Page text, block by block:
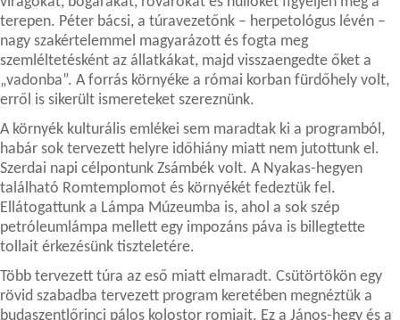
terepen. Péter bácsi, a túravezetőnk – herpetológus lévén –
nagy szakértelemmel magyarázott és fogta meg
szemléltetésként az állatkákat, majd visszaengedte őket a
„vadonba”. A forrás környéke a római korban fürdőhely volt,
erről is sikerült ismereteket szereznünk.
A környék kulturális emlékei sem maradtak ki a programból,
habár sok tervezett helyre időhiány miatt nem jutottunk el.
Szerdai napi célpontunk Zsámbék volt. A Nyakas-hegyen
található Romtemplomot és környékét fedeztük fel.
Ellátogattunk a Lámpa Múzeumba is, ahol a sok szép
petróleumlámpa mellett egy impozáns páva is billegtette
tollait érkezésünk tiszteletére.
Több tervezett túra az eső miatt elmaradt. Csütörtökön egy
rövid szabadba tervezett program keretében megnéztük a
budaszentlőrinci pálos kolostor romjait. Ez a János-hegy és a